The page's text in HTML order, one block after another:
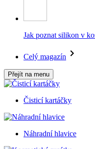
Jak poznat silikon v
Celý magazín
Přejít na menu
Čisticí kartáčky
Náhradní hlavice